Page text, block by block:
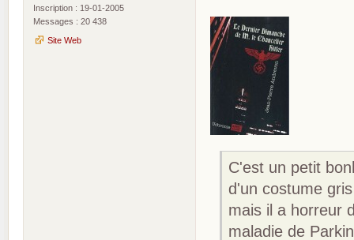
Inscription : 19-01-2005
Messages : 20 438
Site Web
C'est un petit
d'un costume
mais il a horreur
maladie de